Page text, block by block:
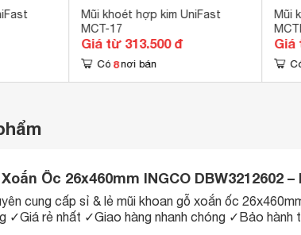
Mũi khoét hợp kim UniFast
MCT-17
Giá từ 313.500 đ
Có 8 nơi bán
Mũi
Giá
Ốc 26x460mm INGCO DBW3212602
cung cấp sỉ & lẻ mũi khoan gỗ xoắn ốc
✓Giá rẻ nhất ✓Giao hàng nhanh chóng ✓Bảo hành